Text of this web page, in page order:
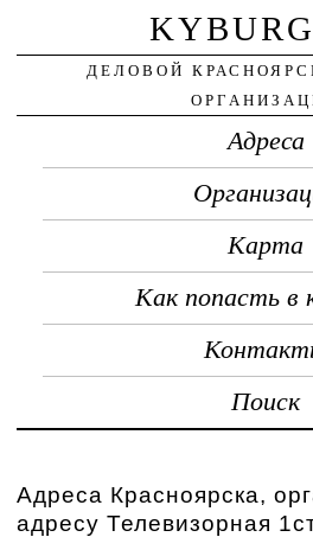
ДЕЛОВОЙ
Адреса
Карта
Как попасть в
Поиск
Адреса Красноярска,
адресу Телевизорная